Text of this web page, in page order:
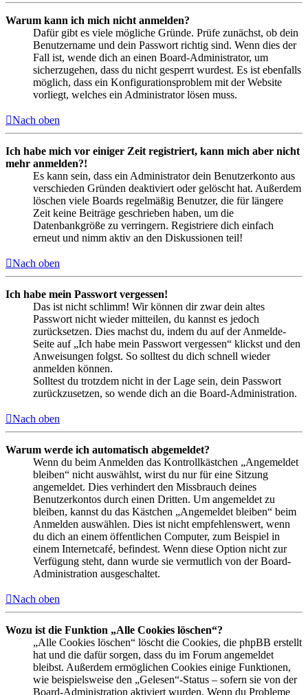
Warum kann ich mich nicht anmelden?
Dafür gibt es viele mögliche Gründe. Prüfe zunächst, ob dein
Benutzername und dein Passwort richtig sind. Wenn dies der
Fall ist, wende dich an einen Board-Administrator, um
sicherzugehen, dass du nicht gesperrt wurdest. Es ist ebenfalls
möglich, dass ein Konfigurationsproblem mit der Website
vorliegt, welches ein Administrator lösen muss.
Nach oben
Ich habe mich vor einiger Zeit registriert, kann mich aber nicht
mehr anmelden?!
Es kann sein, dass ein Administrator dein Benutzerkonto aus
verschieden Gründen deaktiviert oder gelöscht hat. Außerdem
löschen viele Boards regelmäßig Benutzer, die für längere
Zeit keine Beiträge geschrieben haben, um die
Datenbankgröße zu verringern. Registriere dich einfach
erneut und nimm aktiv an den Diskussionen teil!
Nach oben
Ich habe mein Passwort vergessen!
Das ist nicht schlimm! Wir können dir zwar dein altes
Passwort nicht wieder mitteilen, du kannst es jedoch
zurücksetzen. Dies machst du, indem du auf der Anmelde-
Seite auf „Ich habe mein Passwort vergessen“ klickst und den
Anweisungen folgst. So solltest du dich schnell wieder
anmelden können.
Solltest du trotzdem nicht in der Lage sein, dein Passwort
zurückzusetzen, so wende dich an die Board-Administration.
Nach oben
Warum werde ich automatisch abgemeldet?
Wenn du beim Anmelden das Kontrollkästchen „Angemeldet
bleiben“ nicht auswählst, wirst du nur für eine Sitzung
angemeldet. Dies verhindert den Missbrauch deines
Benutzerkontos durch einen Dritten. Um angemeldet zu
bleiben, kannst du das Kästchen „Angemeldet bleiben“ beim
Anmelden auswählen. Dies ist nicht empfehlenswert, wenn
du dich an einem öffentlichen Computer, zum Beispiel in
einem Internetcafé, befindest. Wenn diese Option nicht zur
Verfügung steht, dann wurde sie vermutlich von der Board-
Administration ausgeschaltet.
Nach oben
Wozu ist die Funktion „Alle Cookies löschen“?
„Alle Cookies löschen“ löscht die Cookies, die phpBB erstellt
hat und die dafür sorgen, dass du im Forum angemeldet
bleibst. Außerdem ermöglichen Cookies einige Funktionen,
wie beispielsweise den „Gelesen“-Status – sofern sie von der
Board-Administration aktiviert wurden. Wenn du Probleme